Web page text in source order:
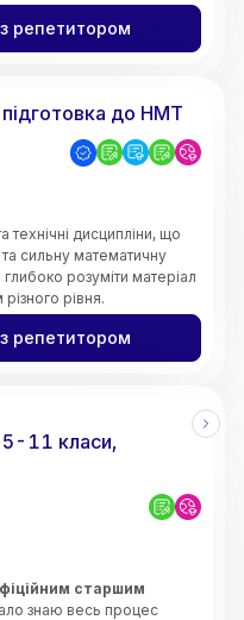
репетитором
до НМТ
технічні дисципліни, що
сильну математичну
розуміти матеріал
рівня.
складних тем
підхід до навчання
учня
учнів
репетитором
5-11 класи,
старшим
знаю весь процес